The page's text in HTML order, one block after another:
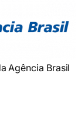
Agência Brasil